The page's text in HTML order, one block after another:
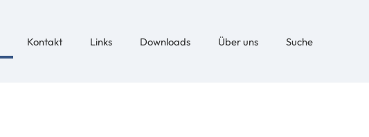
Kontakt Links Downloads Über uns Suche